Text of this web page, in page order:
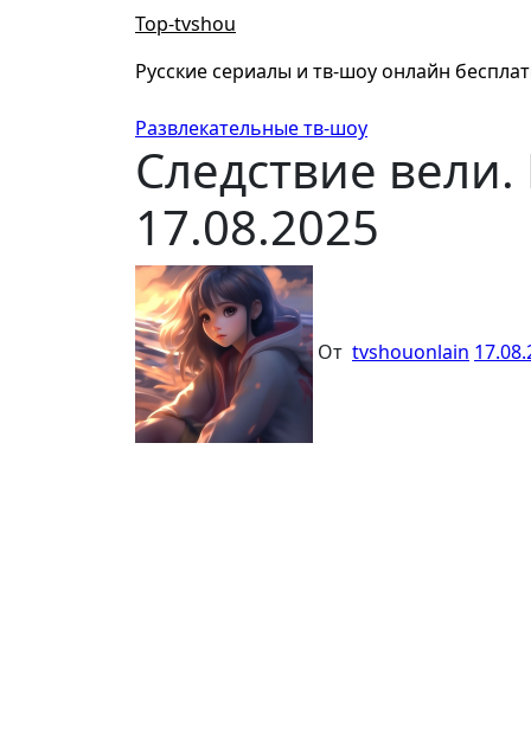
Top-tvshou
Русские сериалы и тв-шоу онлайн
Развлекательные тв-шоу
Следствие
17.08.2025
От tvshouonlain